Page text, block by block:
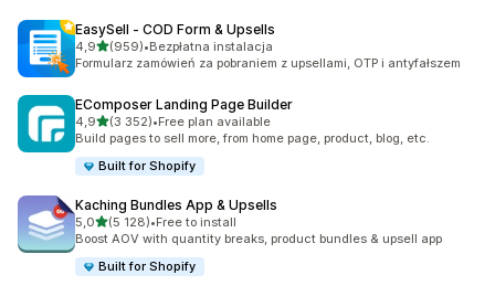
EasySell ‑ COD Form & Upsells
4,9na 5 gwiazdek
(959)
Łączna liczba recenzji: 959
•Bezpłatna instalacja
Formularz zamówień za pobraniem z upsellami, OTP i antyfałszem
EComposer Landing Page Builder
4,9na 5 gwiazdek
(3 352)
Łączna liczba recenzji: 3352
•Free plan available
Build pages to sell more, from home page, product, blog, etc.
Built for Shopify
Kaching Bundles App & Upsells
5,0na 5 gwiazdek
(5 128)
Łączna liczba recenzji: 5128
•Free to install
Boost AOV with quantity breaks, product bundles & upsell app
Built for Shopify